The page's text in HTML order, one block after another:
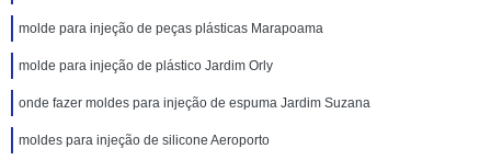
molde para injeção de peças plásticas Marapoama
molde para injeção de plástico Jardim Orly
onde fazer moldes para injeção de espuma Jardim Suzana
moldes para injeção de silicone Aeroporto